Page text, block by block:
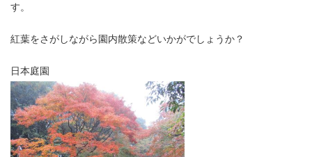
す。
紅葉をさがしながら園内散策などいかがでしょうか？
日本庭園